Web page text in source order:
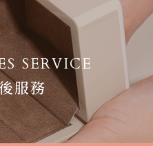
SERVICE
服務